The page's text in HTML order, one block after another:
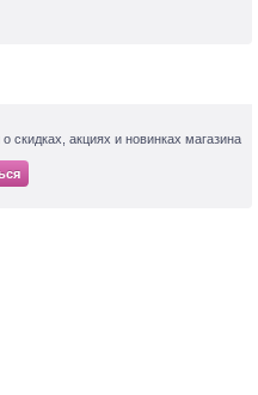
акциях и новинках магазина